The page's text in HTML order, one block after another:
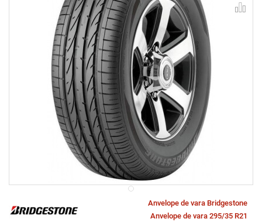
Anvelope de vara Bridgestone
Anvelope de vara 295/35 R21